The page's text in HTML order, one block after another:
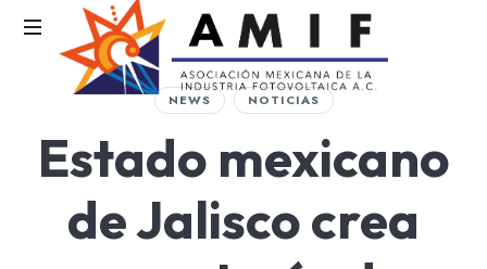
AMIF
de
Fotovoltaica
NEWS NOTICIAS
Estado mexicano
de Jalisco crea